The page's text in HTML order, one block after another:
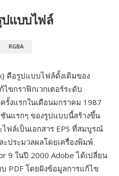
ปแบบไฟล์
RGBA
คือรูปแบบไฟล์ดั้งเดิมของ
ขกราฟิกเวกเตอร์ระดับ
รั้งแรกในเดือนมกราคม 1987
ชันแรกๆ ของรูปแบบนี้สร้างขึ้น
ฟล์เป็นเอกสาร EPS ที่สมบูรณ์
ะประมวลผลโดยเครื่องพิมพ์
9 ในปี 2000 Adobe ได้เปลี่ยน
PDF โดยฝังข้อมูลการแก้ไข